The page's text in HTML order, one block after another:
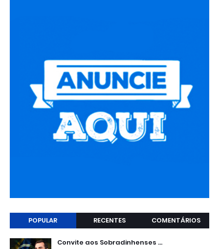
POPULAR RECENTES COMENTÁRIOS
Convite aos Sobradinhenses ...